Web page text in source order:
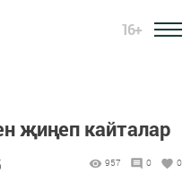
16+
җиңеп кайталар
957 0 0